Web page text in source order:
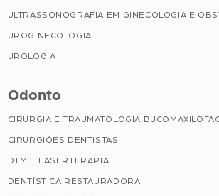
ULTRASSONOGRAFIA EM GINECOLOGIA E
UROGINECOLOGIA
UROLOGIA
Odonto
CIRURGIA E TRAUMATOLOGIA
CIRURGIÕES DENTISTAS
DTM E LASERTERAPIA
DENTÍSTICA RESTAURADORA